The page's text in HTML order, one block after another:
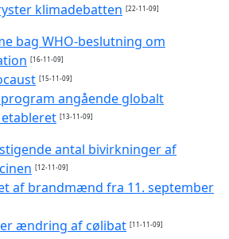
klimadebatten [22-11-09]
bag WHO-beslutning om
[16-11-09]
[15-11-09]
angående globalt
[13-11-09]
antal bivirkninger af
[12-11-09]
af brandmænd fra 11. september
ændring af cølibat [11-11-09]